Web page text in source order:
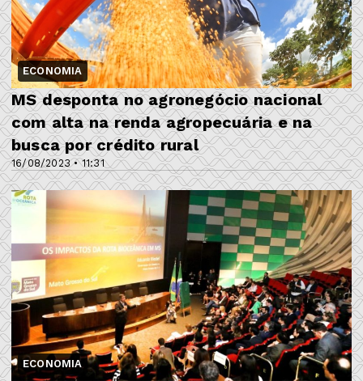
ECONOMIA
16/08/2023 • 11:31
MS desponta no agronegócio nacional
com alta na renda agropecuária e na
busca por crédito rural
ECONOMIA